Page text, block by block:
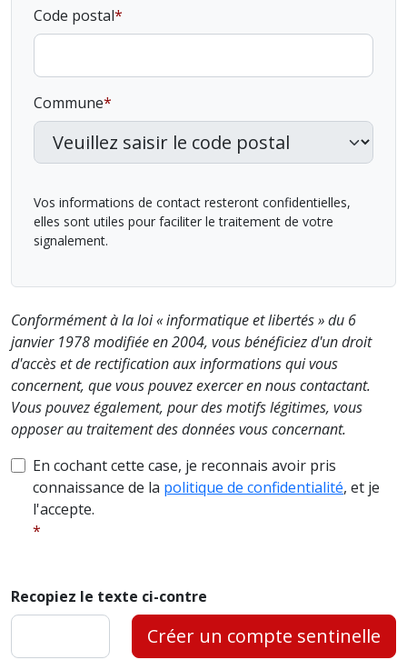
Code postal
Commune
Vos informations de contact resteront confidentielles,
elles sont utiles pour faciliter le traitement de votre
signalement.
Conformément à la loi « informatique et libertés » du 6
janvier 1978 modifiée en 2004, vous bénéficiez d'un droit
d'accès et de rectification aux informations qui vous
concernent, que vous pouvez exercer en nous contactant.
Vous pouvez également, pour des motifs légitimes, vous
opposer au traitement des données vous concernant.
En cochant cette case, je reconnais avoir pris
connaissance de la politique de confidentialité, et je
l'accepte.
Recopiez le texte ci-contre
Créer un compte sentinelle